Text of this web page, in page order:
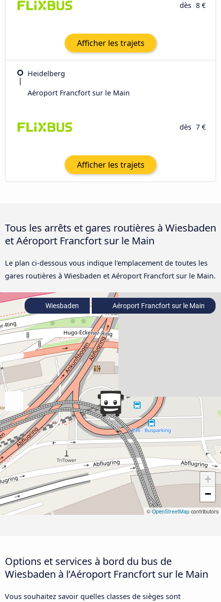
dès 8 €
Afficher les trajets
Heidelberg
Aéroport Francfort sur le Main
dès 7 €
Afficher les trajets
Tous les arrêts et gares routières à Wiesbaden
et Aéroport Francfort sur le Main
Le plan ci-dessous vous indique l'emplacement de toutes les
gares routières à Wiesbaden et Aéroport Francfort sur le Main.
+
−
©OpenStreetMap contributors
Wiesbaden Aéroport Francfort sur le Main
Options et services à bord du bus de
Wiesbaden à l’Aéroport Francfort sur le Main
Vous souhaitez savoir quelles classes de sièges sont